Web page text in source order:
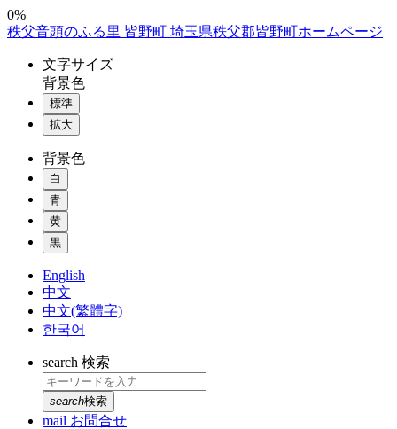
コ
ン
0%
秩父音頭のふる里 皆野町 埼玉県秩父郡皆野町ホームページ
文字サイズ
背景色
標準
拡大
背景色
白
青
黄
黒
English
中文
中文(繁體字)
한국어
search 検索
search検索
mail お問合せ